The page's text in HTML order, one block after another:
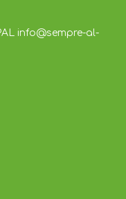
info@sempre-al-